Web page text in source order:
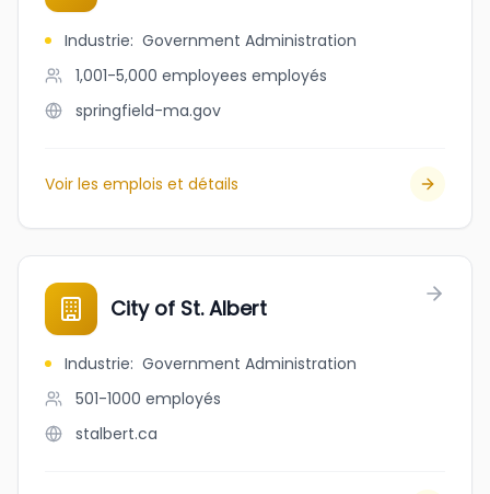
Industrie: Government Administration
1,001-5,000 employees employés
springfield-ma.gov
Voir les emplois et détails
City of St. Albert
Industrie: Government Administration
501-1000 employés
stalbert.ca